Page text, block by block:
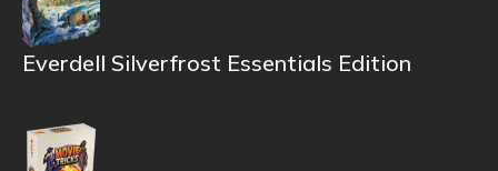
Everdell Silverfrost Essentials Edition